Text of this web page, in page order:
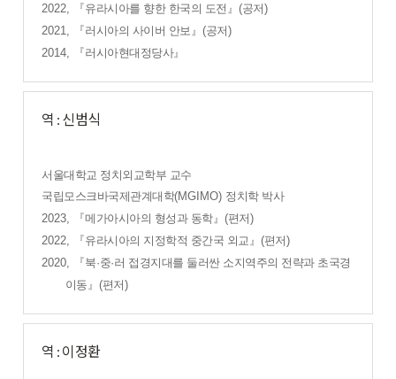
2022, 『유라시아를 향한 한국의 도전 』 (공저)
2021,
『러시아의 사이버 안보 』 (공저)
2014,
『러시아현대정당사』
역 : 신범식
서울대학교 정치외교학부 교수
국립모스크바국제관계대학(MGIMO) 정치학 박사
2023,
『메가아시아의 형성과 동학』 (편저)
2022,
『유라시아의 지정학적 중간국 외교 』 (편저)
2020,
『북·중·러 접경지대를 둘러싼 소지역주의 전략과 초국경
이동 』 (편저)
역 : 이정환